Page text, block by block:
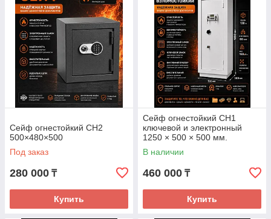
Сейф огнестойкий СН2
500×480×500
Под заказ
280 000 ₸
Купить
Сейф огнестойкий СН1
ключевой и электронный
1250 × 500 × 500 мм.
В наличии
460 000 ₸
Купить